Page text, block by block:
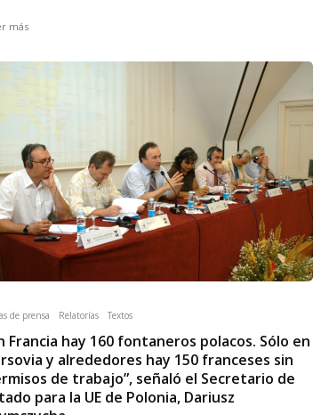
más
de prensa Relatorías Textos
Francia hay 160 fontaneros polacos. Sólo en
y alrededores hay 150 franceses sin
de trabajo”, señaló el Secretario de
para la UE de Polonia, Dariusz